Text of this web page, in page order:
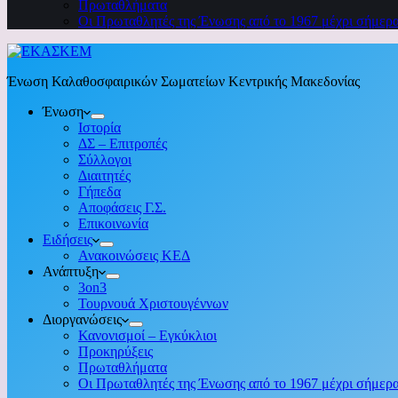
Πρωταθλήματα
Οι Πρωταθλητές της Ένωσης από το 1967 μέχρι
Ένωση Καλαθοσφαιρικών Σωματείων Κεντρικής Μακεδονίας
Ένωση
Ιστορία
ΔΣ – Επιτροπές
Σύλλογοι
Διαιτητές
Γήπεδα
Αποφάσεις Γ.Σ.
Επικοινωνία
Ειδήσεις
Ανακοινώσεις ΚΕΔ
Ανάπτυξη
3on3
Τουρνουά Χριστουγέννων
Διοργανώσεις
Κανονισμοί – Εγκύκλιοι
Προκηρύξεις
Πρωταθλήματα
Οι Πρωταθλητές της Ένωσης από το 1967 μέχρι